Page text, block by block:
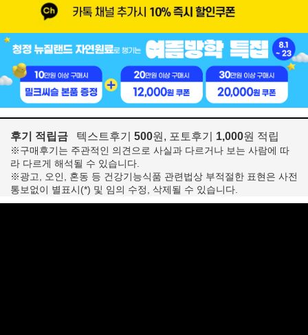
후기 적립금 텍스트후기 500원, 포토후기 1,000원 적립
※구매후기는 주관적인 의견으로 사실과 다르거나 보는 사람에 따
라 다르게 해석될 수 있습니다.
※광고, 오인, 혼동 등 건강기능식품 관련법상 부적절한 표현은 사전
통보없이 별표시(*) 및 임의 수정, 삭제될 수 있습니다.